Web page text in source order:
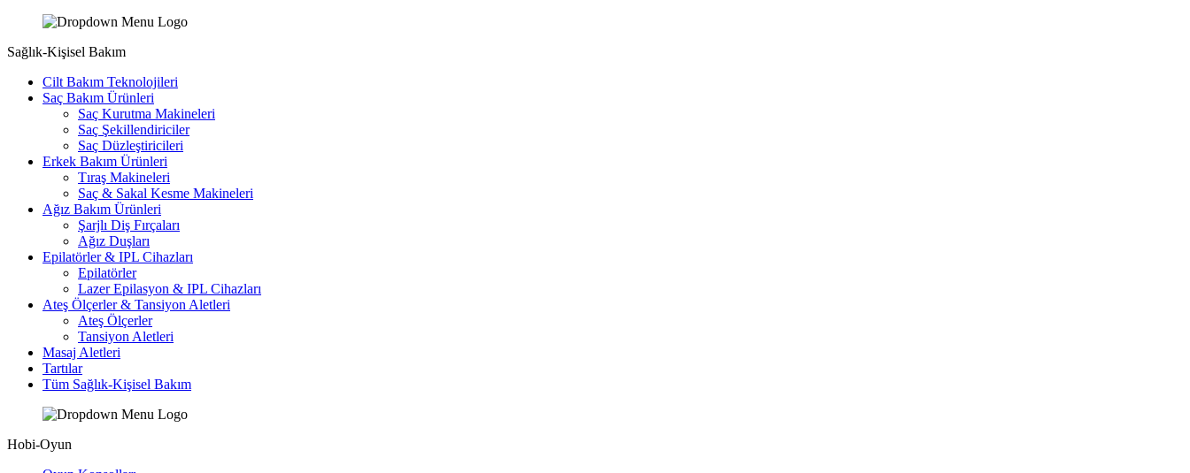
Sağlık-Kişisel Bakım
Cilt Bakım Teknolojileri
Saç Bakım Ürünleri
Saç Kurutma Makineleri
Saç Şekillendiriciler
Saç Düzleştiricileri
Erkek Bakım Ürünleri
Tıraş Makineleri
Saç & Sakal Kesme Makineleri
Ağız Bakım Ürünleri
Şarjlı Diş Fırçaları
Ağız Duşları
Epilatörler & IPL Cihazları
Epilatörler
Lazer Epilasyon & IPL Cihazları
Ateş Ölçerler & Tansiyon Aletleri
Ateş Ölçerler
Tansiyon Aletleri
Masaj Aletleri
Tartılar
Tüm Sağlık-Kişisel Bakım
Hobi-Oyun